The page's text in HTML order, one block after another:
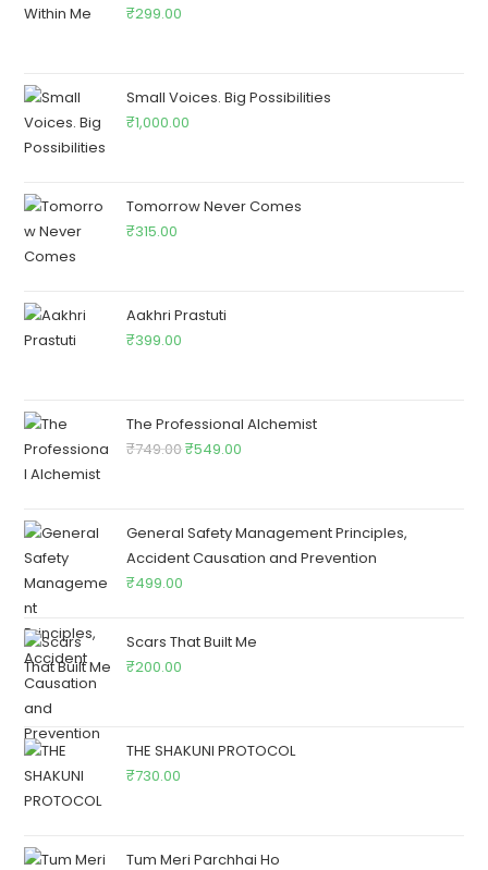
₹299.00
Small Voices. Big Possibilities
₹1,000.00
Tomorrow Never Comes
₹315.00
Aakhri Prastuti
₹399.00
The Professional Alchemist
₹749.00₹549.00
General Safety Management Principles,
Accident Causation and Prevention
₹499.00
Scars That Built Me
₹200.00
THE SHAKUNI PROTOCOL
₹730.00
Tum Meri Parchhai Ho